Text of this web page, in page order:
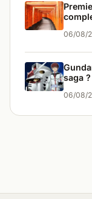
06/08/
saga ?
06/08/